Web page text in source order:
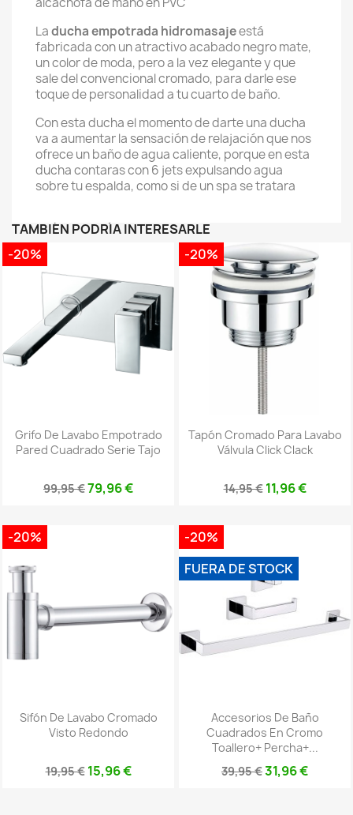
Laducha empotrada hidromasajeestá
fabricada con un atractivo acabado negro mate,
un color de moda, pero a la vez elegante y que
sale del convencional cromado, para darle ese
toque de personalidad a tu cuarto de baño.
Con esta ducha el momento de darte una ducha
va a aumentar la sensación de relajación que nos
ofrece un baño de agua caliente, porque en esta
ducha contaras con 6 jets expulsando agua
sobre tu espalda, como si de un spa se tratara
TAMBIÉN PODRÍA INTERESARLE
Grifo De Lavabo Empotrado
Pared Cuadrado Serie Tajo
99,95 €79,96 €
-20%
Tapón Cromado Para Lavabo
Válvula Click Clack
14,95 € 11,96 €
-20%
Sifón De Lavabo Cromado
Visto Redondo
19,95 € 15,96 €
-20%
Accesorios De Baño
Cuadrados En Cromo
Toallero+ Percha+...
39,95 €31,96 €
-20%
FUERA DE STOCK